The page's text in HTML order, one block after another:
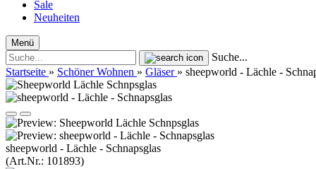
Sale
Neuheiten
Menü
Suche...
Startseite » Schöner Wohnen » Gläser » sheepworld - Lächle -
sheepworld - Lächle - Schnapsglas
(Art.Nr.: 101893)